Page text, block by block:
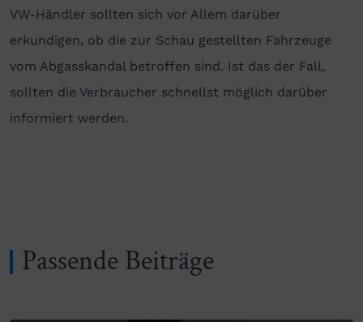
VW-Händler sollten sich vor Allem darüber
erkundigen, ob die zur Schau gestellten Fahrzeuge
vom Abgasskandal betroffen sind. Ist das der Fall,
sollten die Verbraucher schnellst möglich darüber
informiert werden.
Passende Beiträge